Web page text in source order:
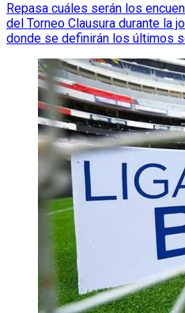
Repasa cuáles serán los
del Torneo Clausura durante la
donde se definirán los últimos